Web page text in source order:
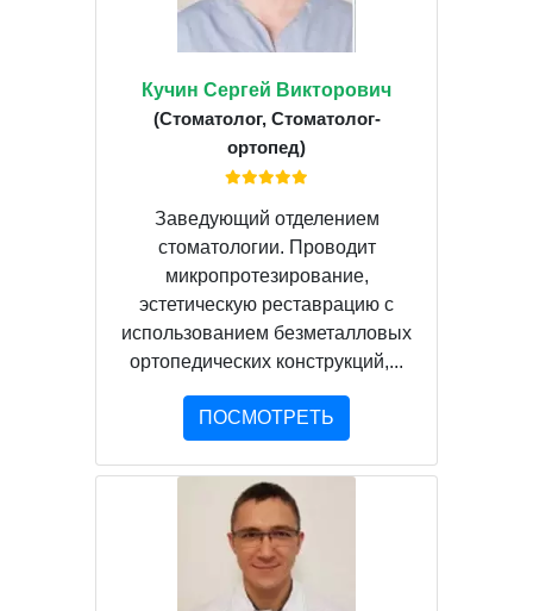
Кучин Сергей Викторович
(Стоматолог, Стоматолог-
ортопед)
Заведующий отделением
стоматологии. Проводит
микропротезирование,
эстетическую реставрацию с
использованием безметалловых
ортопедических конструкций,...
ПОСМОТРЕТЬ